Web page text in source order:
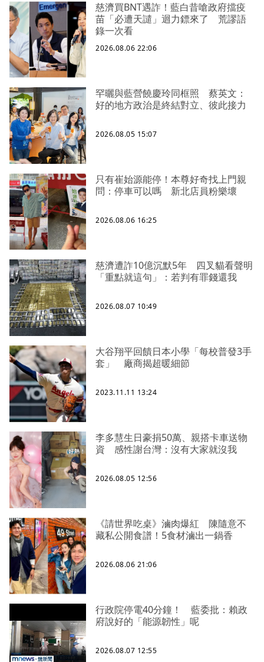
慈濟買BNT遇詐！藍白昔嗆政府擋疫
苗「必遭天譴」迴力鏢來了 荒謬語
錄一次看
2026.08.06 22:06
罕曬與藍營饒慶玲同框照 蔡英文：
好的地方政治是終結對立、彼此接力
2026.08.05 15:07
只有崔始源能停！本尊好奇找上門親
問：停車可以嗎 新北店員粉樂壞
2026.08.06 16:25
慈濟遭詐10億沉默5年 四叉貓看聲明
「重點就這句」：若判有罪錢還我
2026.08.07 10:49
大谷翔平回饋日本小學「每校普發3手
套」 廠商揭超暖細節
2023.11.11 13:24
李多慧生日豪捐50萬、親搭卡車送物
資 感性謝台灣：沒有大家就沒我
2026.08.05 12:56
《請世界吃桌》滷肉爆紅 陳隨意不
藏私公開食譜！5食材滷出一鍋香
2026.08.06 21:06
行政院停電40分鐘！ 藍委批：賴政
府說好的「能源韌性」呢
2026.08.07 12:55